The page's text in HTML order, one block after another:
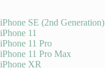
iPhone SE (2nd Generation)
iPhone 11
iPhone 11 Pro
iPhone 11 Pro Max
iPhone XR